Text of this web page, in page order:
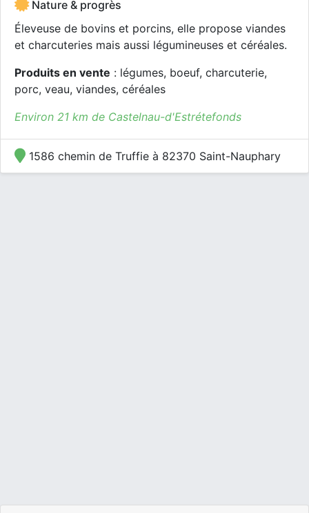
Nature & progrès
Éleveuse de bovins et porcins, elle propose viandes
et charcuteries mais aussi légumineuses et céréales.
Produits en vente : légumes, boeuf, charcuterie,
porc, veau, viandes, céréales
Environ 21 km de Castelnau-d'Estrétefonds
1586 chemin de Truffie à 82370 Saint-Nauphary